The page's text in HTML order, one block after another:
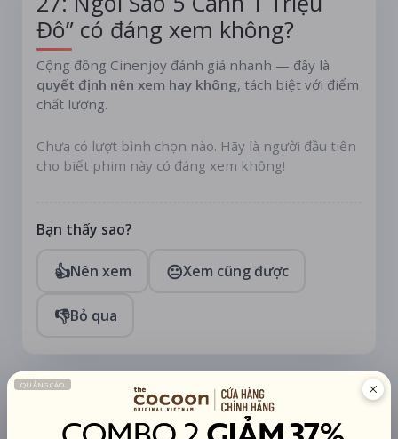
Đô” có đáng xem không?
Cộng đồng Cinenjoy đánh giá nhanh — đây là
quyết định nên xem hay không, tách biệt với điểm
chất lượng.
Chưa có lượt bình chọn nào. Hãy là người đầu tiên
cho biết phim này có đáng xem không!
Bạn thấy sao?
👍Nên xem 😐Xem cũng được
👎Bỏ qua
TÀI TRỢ